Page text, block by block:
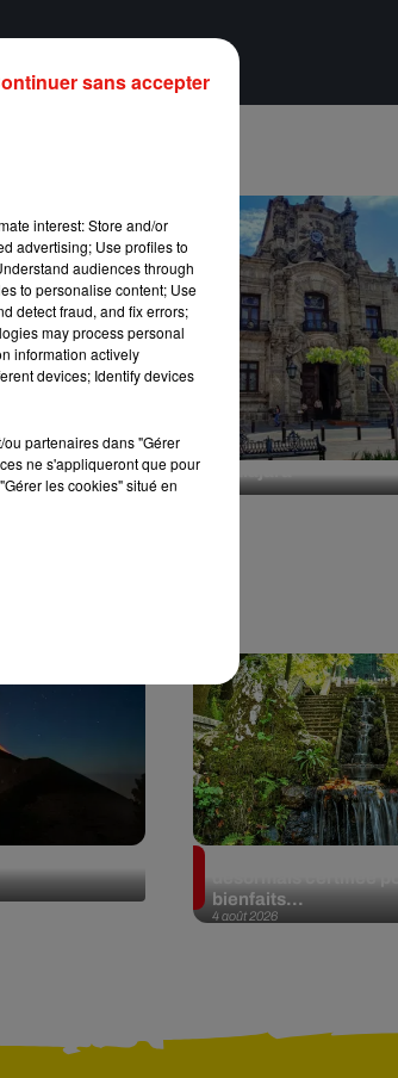
31 juillet 2026
Escapade à Guadalajara
4 août 2026
bienfaits...
interest: Store and/or
advertising; Use profiles to
audiences through
to personalise content; Use
detect fraud, and fix errors;
may process personal
information actively
devices; Identify devices
partenaires dans "Gérer
ne s'appliqueront que pour
les cookies" situé en
sans accepter